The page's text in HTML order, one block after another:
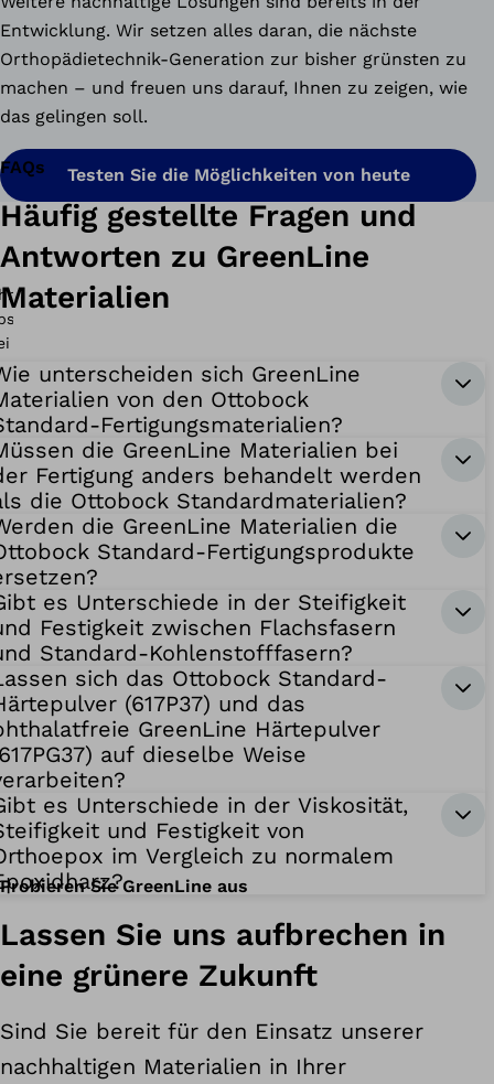
Entwicklung. Wir setzen alles daran, die nächste
Orthopädietechnik-Generation zur bisher grünsten zu
machen – und freuen uns darauf, Ihnen zu zeigen, wie
das gelingen soll.
Testen Sie die Möglichkeiten von heute
FAQs
Häufig gestellte Fragen und
Antworten zu GreenLine
Materialien
unterscheiden sich GreenLine
von den Ottobock
Fertigungsmaterialien?
die GreenLine Materialien bei
Fertigung anders behandelt werden
die Ottobock Standardmaterialien?
die GreenLine Materialien die
Standard-Fertigungsprodukte
es Unterschiede in der Steifigkeit
Festigkeit zwischen Flachsfasern
Standard-Kohlenstofffasern?
sich das Ottobock Standard-
(617P37) und das
GreenLine Härtepulver
auf dieselbe Weise
es Unterschiede in der Viskosität,
und Festigkeit von
im Vergleich zu normalem
Probieren Sie GreenLine aus
Lassen Sie uns aufbrechen in
eine grünere Zukunft
Sind Sie bereit für den Einsatz unserer
nachhaltigen Materialien in Ihrer